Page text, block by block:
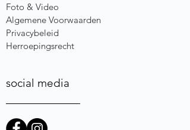
Foto & Video
Algemene Voorwaarden
Privacybeleid
Herroepingsrecht
social media